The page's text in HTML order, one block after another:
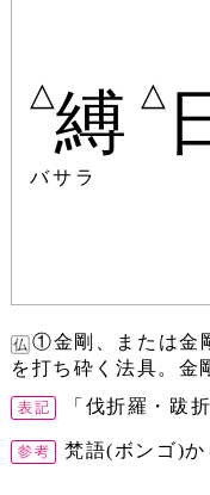
△縛 △
バサラ
①金剛、または金
を打ち砕く法具。金
「伐折羅・跋
梵語(ボンゴ)か